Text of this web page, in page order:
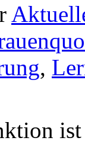
,
ist